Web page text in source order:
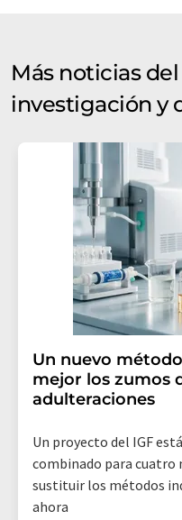
Más noticias
investigación y
Un nuevo
mejor los zumos
adulteraciones
Un proyecto del IGF
combinado para cuatro
sustituir los métodos
ahora